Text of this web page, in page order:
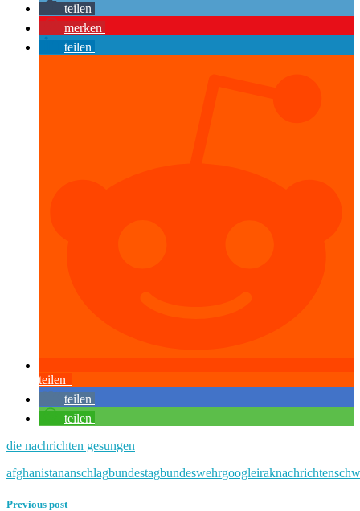
teilen
merken
teilen
teilen
teilen
teilen
die nachrichten gesungen
afghanistananschlagbundestagbundeswehrgoogleiraknachrichten
Previous post